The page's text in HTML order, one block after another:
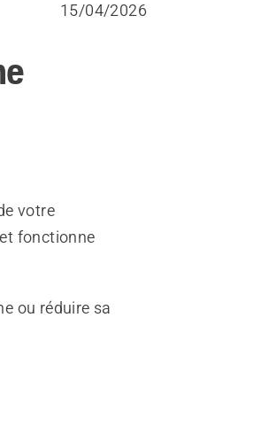
15/04/2026
votre
fonctionne
ou réduire sa